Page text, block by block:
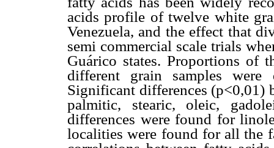
acids profile of twelve white
Venezuela, and the effect that
semi commercial scale trials
Guárico states. Proportions
different grain samples were
Significant differences (p<0,01)
palmitic, stearic, oleic,
differences were found for
localities were found for all the